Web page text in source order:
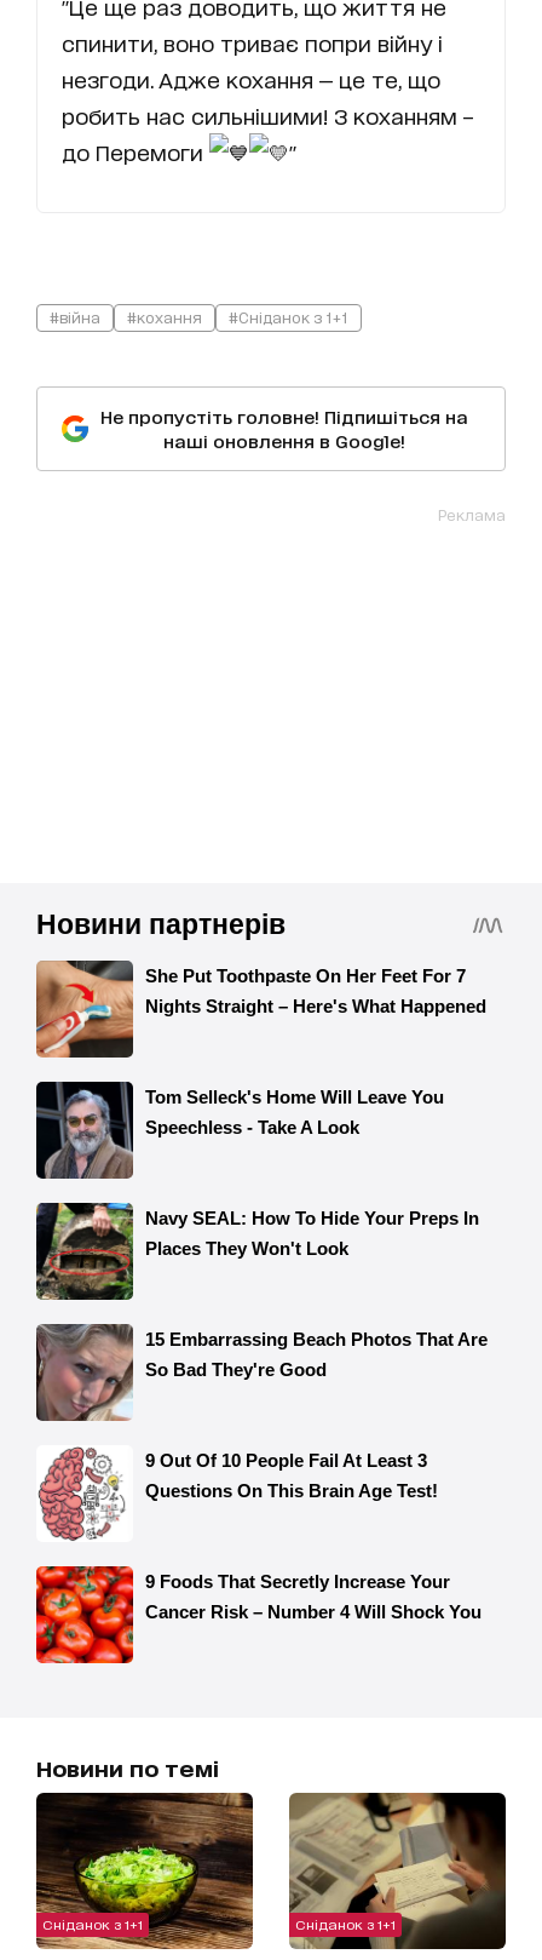
"Це ще раз доводить, що життя не
спинити, воно триває попри війну і
незгоди. Адже кохання — це те, що
робить нас сильнішими! З коханням –
до Перемоги
"
#війна #кохання #Сніданок з 1+1
Не пропустіть головне! Підпишіться на
наші оновлення в Google!
Реклама
Новини по темі
Сніданок з 1+1 Сніданок з 1+1